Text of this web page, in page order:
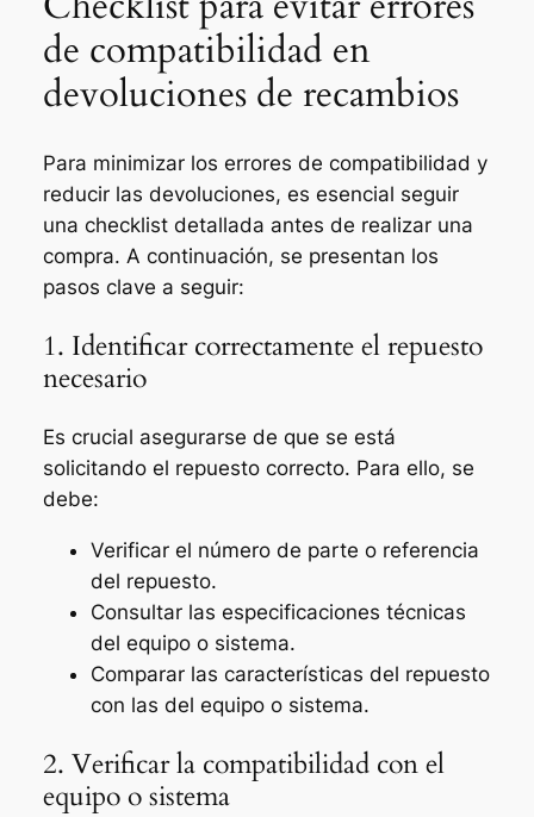
de compatibilidad en
devoluciones de recambios
Para minimizar los errores de compatibilidad y
reducir las devoluciones, es esencial seguir
una checklist detallada antes de realizar una
compra. A continuación, se presentan los
pasos clave a seguir:
1. Identificar correctamente el repuesto
necesario
Es crucial asegurarse de que se está
solicitando el repuesto correcto. Para ello, se
debe:
Verificar el número de parte o referencia
del repuesto.
Consultar las especificaciones técnicas
del equipo o sistema.
Comparar las características del repuesto
con las del equipo o sistema.
2. Verificar la compatibilidad con el
equipo o sistema